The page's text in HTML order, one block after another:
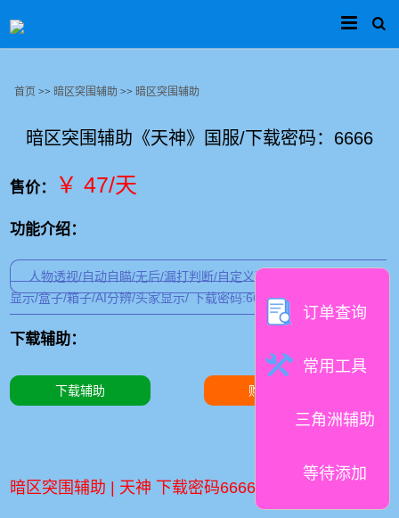
订单查询
常用工具
三角洲辅助
等待添加
首页 >> 暗区突围辅助 >> 暗区突围辅助
暗区突围辅助《天神》国服/下载密码：6666
售价： ￥ 47/天
功能介绍：
人物透视/自动自瞄/无后/漏打判断/自定义瞄准位置/物资过滤/物资
显示/盒子/箱子/AI分辨/头家显示/ 下载密码:6666
下载辅助：
下载辅助 购买卡密
暗区突围辅助 | 天神 下载密码6666